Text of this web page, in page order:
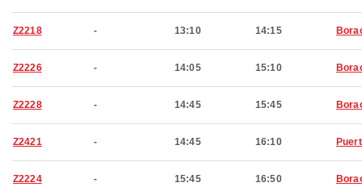
Z2218 - 13:10 14:15
Z2226 - 14:05 15:10
Z2228 - 14:45 15:45
Z2421 - 14:45 16:10
Z2224 - 15:45 16:50